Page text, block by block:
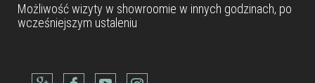
Możliwość wizyty w showroomie w innych godzinach, po
wcześniejszym ustaleniu